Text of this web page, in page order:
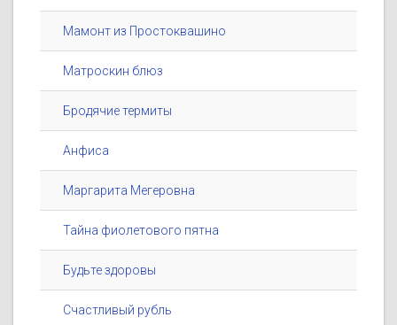
Мамонт из Простоквашино
Матроскин блюз
Бродячие термиты
Анфиса
Маргарита Мегеровна
Тайна фиолетового пятна
Будьте здоровы
Счастливый рубль